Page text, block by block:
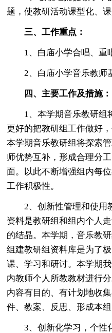
题，使教研活动课型化、课
三、工作重点：
1、白庙小学合唱、重唱
2、白庙小学音乐教师基
四、主要工作及措施：
1、本学期音乐教研组
更好的把教研组工作做好
本学期音乐教研组将探索
师优势互补，形成合理分
面。以此不断增强组内每
工作积极性。
2、创新性管理和使用
资料是教研组和组内个人
的结晶。本学期，音乐教
组建教研组资料库是为了
课、学习和研讨。本学期
内教师个人所教教材进行
内容有目的、有计划地收
件、教案、反思、形成本组
3、创新化学习，个性